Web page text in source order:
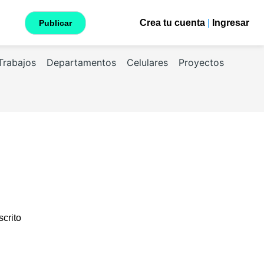
Publicar Crea tu cuenta| Ingresar
Departamentos Celulares Proyectos